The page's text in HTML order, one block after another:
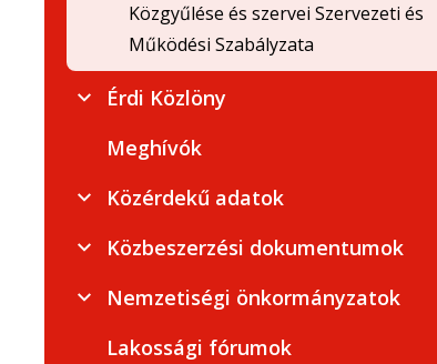
Közgyűlése és szervei Szervezeti és
Működési Szabályzata
Érdi Közlöny
Meghívók
Közérdekű adatok
Közbeszerzési dokumentumok
Nemzetiségi önkormányzatok
Lakossági fórumok